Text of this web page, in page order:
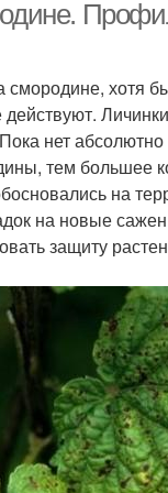
смородине,
нет
тем большее
на
на новые
защиту